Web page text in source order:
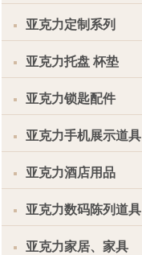
亚克力定制系列
亚克力托盘 杯垫
亚克力锁匙配件
亚克力手机展示道具
亚克力酒店用品
亚克力数码陈列道具
亚克力家居、家具